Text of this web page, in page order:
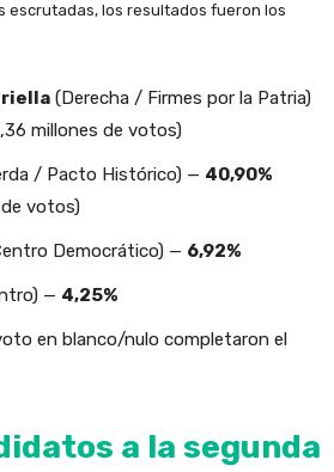
escrutadas, los resultados fueron los
(Derecha / Firmes por la Patria)
millones de votos)
/ Pacto Histórico) — 40,90%
votos)
Democrático) — 6,92%
— 4,25%
en blanco/nulo completaron el
a la segunda